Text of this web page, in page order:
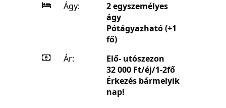
Ágy:
2 egyszemélyes
ágy
Pótágyazható (+1
fő)
Ár:
Elő- utószezon
32 000 Ft/éj/1-2fő
Érkezés bármelyik
nap!